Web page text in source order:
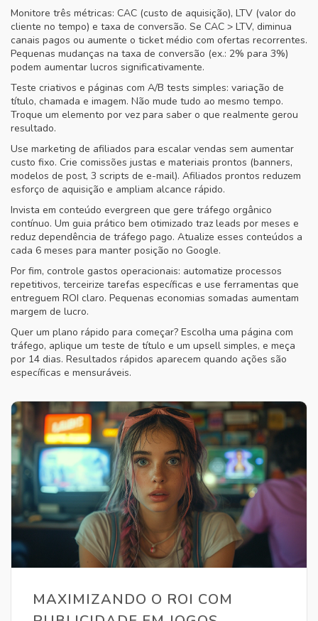
Monitore três métricas: CAC (custo de aquisição), LTV (valor do
cliente no tempo) e taxa de conversão. Se CAC > LTV, diminua
canais pagos ou aumente o ticket médio com ofertas recorrentes.
Pequenas mudanças na taxa de conversão (ex.: 2% para 3%)
podem aumentar lucros significativamente.
Teste criativos e páginas com A/B tests simples: variação de
título, chamada e imagem. Não mude tudo ao mesmo tempo.
Troque um elemento por vez para saber o que realmente gerou
resultado.
Use marketing de afiliados para escalar vendas sem aumentar
custo fixo. Crie comissões justas e materiais prontos (banners,
modelos de post, 3 scripts de e-mail). Afiliados prontos reduzem
esforço de aquisição e ampliam alcance rápido.
Invista em conteúdo evergreen que gere tráfego orgânico
contínuo. Um guia prático bem otimizado traz leads por meses e
reduz dependência de tráfego pago. Atualize esses conteúdos a
cada 6 meses para manter posição no Google.
Por fim, controle gastos operacionais: automatize processos
repetitivos, terceirize tarefas específicas e use ferramentas que
entreguem ROI claro. Pequenas economias somadas aumentam
margem de lucro.
Quer um plano rápido para começar? Escolha uma página com
tráfego, aplique um teste de título e um upsell simples, e meça
por 14 dias. Resultados rápidos aparecem quando ações são
específicas e mensuráveis.
MAXIMIZANDO O ROI COM